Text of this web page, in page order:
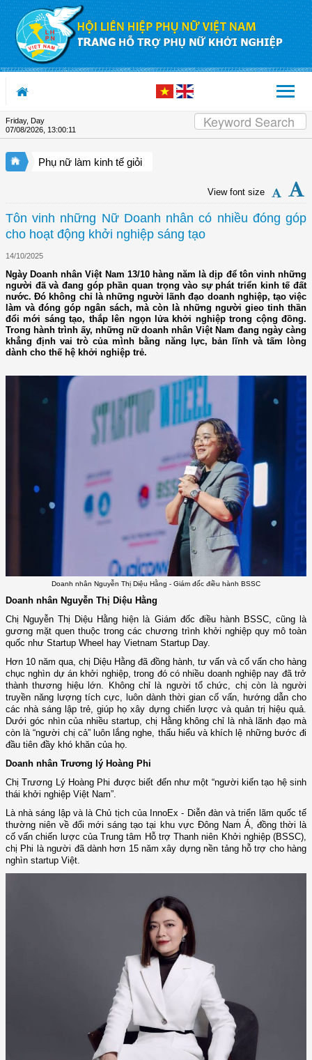
Skip to Content
Friday, Day
07/08/2026 13:00:12
Phụ nữ làm kinh tế giỏi
View font size
Tôn vinh những Nữ Doanh nhân có nhiều đóng góp
cho hoạt động khởi nghiệp sáng tạo
14/10/2025
Ngày Doanh nhân Việt Nam 13/10 hàng năm là dịp để tôn vinh những
người đã và đang góp phần quan trọng vào sự phát triển kinh tế đất
nước. Đó không chỉ là những người lãnh đạo doanh nghiệp, tạo việc
làm và đóng góp ngân sách, mà còn là những người gieo tinh thần
đổi mới sáng tạo, thắp lên ngọn lửa khởi nghiệp trong cộng đồng.
Trong hành trình ấy, những nữ doanh nhân Việt Nam đang ngày càng
khẳng định vai trò của mình bằng năng lực, bản lĩnh và tấm lòng
dành cho thế hệ khởi nghiệp trẻ.
Doanh nhân Nguyễn Thị Diệu Hằng - Giám đốc điều hành BSSC
Doanh nhân Nguyễn Thị Diệu Hằng
Chị Nguyễn Thị Diệu Hằng hiện là Giám đốc điều hành BSSC, cũng là
gương mặt quen thuộc trong các chương trình khởi nghiệp quy mô toàn
quốc như Startup Wheel hay Vietnam Startup Day.
Hơn 10 năm qua, chị Diệu Hằng đã đồng hành, tư vấn và cố vấn cho hàng
chục nghìn dự án khởi nghiệp, trong đó có nhiều doanh nghiệp nay đã trở
thành thương hiệu lớn. Không chỉ là người tổ chức, chị còn là người
truyền năng lượng tích cực, luôn dành thời gian cố vấn, hướng dẫn cho
các nhà sáng lập trẻ, giúp họ xây dựng chiến lược và quản trị hiệu quả.
Dưới góc nhìn của nhiều startup, chị Hằng không chỉ là nhà lãnh đạo mà
còn là “người chị cả” luôn lắng nghe, thấu hiểu và khích lệ những bước đi
đầu tiên đầy khó khăn của họ.
Doanh nhân Trương lý Hoàng Phi
Chị Trương Lý Hoàng Phi được biết đến như một “người kiến tạo hệ sinh
thái khởi nghiệp Việt Nam”.
Là nhà sáng lập và là Chủ tịch của InnoEx - Diễn đàn và triển lãm quốc tế
thường niên về đổi mới sáng tạo tại khu vực Đông Nam Á, đồng thời là
cố vấn chiến lược của Trung tâm Hỗ trợ Thanh niên Khởi nghiệp (BSSC),
chị Phi là người đã dành hơn 15 năm xây dựng nền tảng hỗ trợ cho hàng
nghìn startup Việt.